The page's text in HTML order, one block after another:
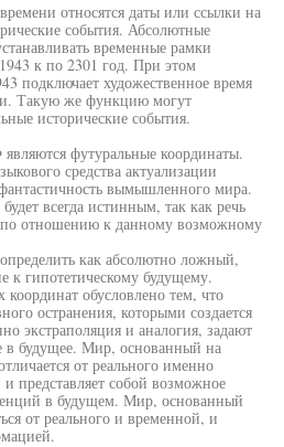
относятся даты или ссылки на
события. Абсолютные
временные рамки
к по 2301 год. При этом
подключает художественное время
Такую же функцию могут
исторические события.
футуральные координаты.
средства актуализации
вымышленного мира.
всегда истинным, так как речь
отношению к данному возможному
как абсолютно ложный,
к гипотетическому будущему.
обусловлено тем, что
остранения, которыми создается
экстраполяция и аналогия, задают
будущее. Мир, основанный на
от реального именно
представляет собой возможное
в будущем. Мир, основанный
от реального и временной, и